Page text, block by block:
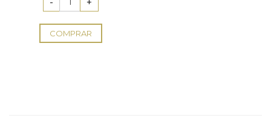
52,54 €.
COMPRAR